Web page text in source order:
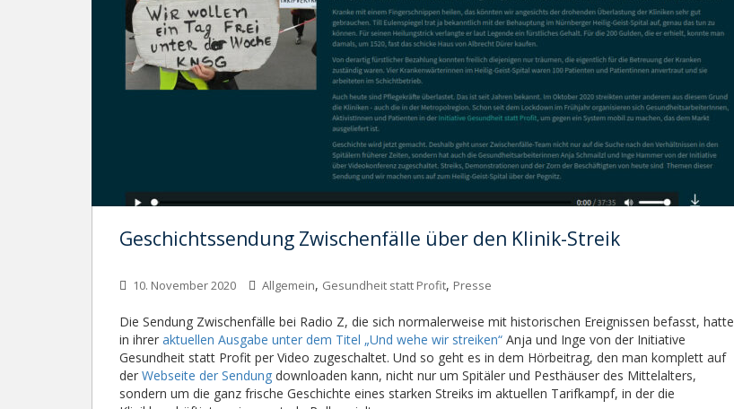
Geschichtssendung Zwischenfälle über den Klinik-Streik
10. November 2020 Allgemein, Gesundheit statt Profit, Presse
Die Sendung Zwischenfälle bei Radio Z, die sich normalerweise mit historischen Ereignissen befasst, hatte
in ihrer aktuellen Ausgabe unter dem Titel „Und wehe wir streiken“ Anja und Inge von der Initiative
Gesundheit statt Profit per Video zugeschaltet. Und so geht es in dem Hörbeitrag, den man komplett auf
der Webseite der Sendung downloaden kann, nicht nur um Spitäler und Pesthäuser des Mittelalters,
sondern um die ganz frische Geschichte eines starken Streiks im aktuellen Tarifkampf, in der die